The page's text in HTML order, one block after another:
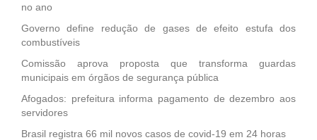
no ano
Governo define redução de gases de efeito estufa dos
combustíveis
Comissão aprova proposta que transforma guardas
municipais em órgãos de segurança pública
Afogados: prefeitura informa pagamento de dezembro aos
servidores
Brasil registra 66 mil novos casos de covid-19 em 24 horas